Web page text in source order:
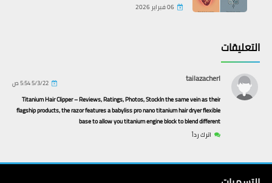
العقد النفسية واثرها على المراهقين
06 فبراير 2026
التعليقات
tailazacherl 5/3/22 5:54 ص
Titanium Hair Clipper – Reviews, Ratings, Photos, StockIn the same vein as their
flagship products, the razor features a babyliss pro nano titanium hair dryer flexible
base to allow you titanium engine block to blend different
اترك رداً